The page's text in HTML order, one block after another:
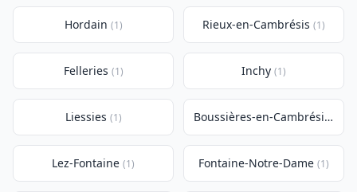
Hordain (1) Rieux-en-Cambrésis (1)
Felleries (1) Inchy (1)
Liessies (1) Boussières-en-Cambrésis
Lez-Fontaine (1) Fontaine-Notre-Dame (1)